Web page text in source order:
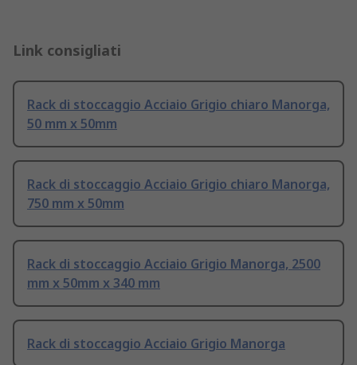
Link consigliati
Rack di stoccaggio Acciaio Grigio chiaro Manorga,
50 mm x 50mm
Rack di stoccaggio Acciaio Grigio chiaro Manorga,
750 mm x 50mm
Rack di stoccaggio Acciaio Grigio Manorga, 2500
mm x 50mm x 340 mm
Rack di stoccaggio Acciaio Grigio Manorga